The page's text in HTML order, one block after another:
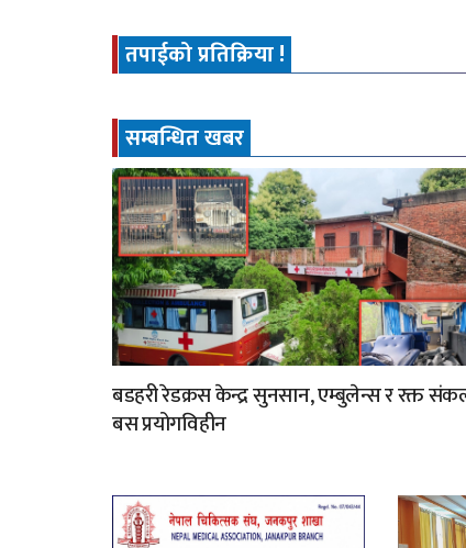
तपाईको प्रतिक्रिया !
सम्बन्धित खबर
बडहरी रेडक्रस केन्द्र सुनसान, एम्बुलेन्स र रक्त
बस प्रयोगविहीन